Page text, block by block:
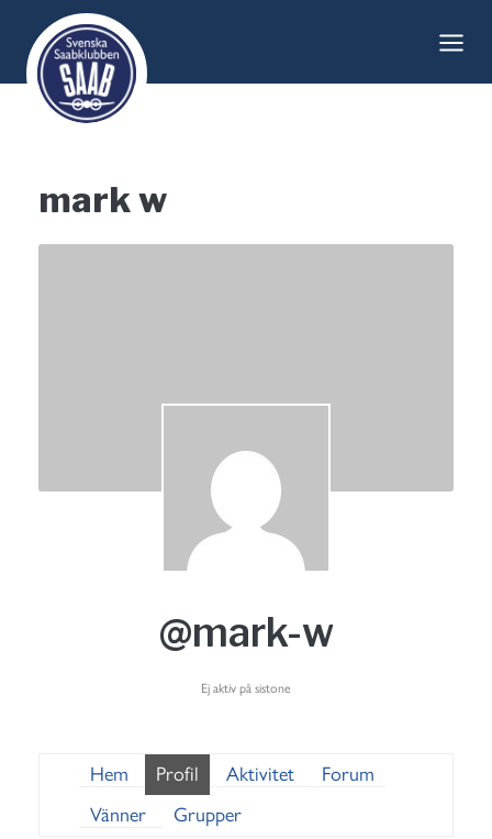
content
mark w
@mark-w
Ej aktiv på sistone
Hem Profil Aktivitet
Forum
Vänner
Grupper